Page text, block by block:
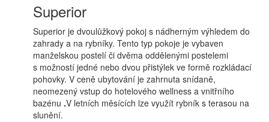
Superior
Superior je dvoulůžkový pokoj s nádherným výhledem do
zahrady a na rybníky. Tento typ pokoje je vybaven
manželskou postelí či dvěma oddělenými postelemi
s možností jedné nebo dvou přistýlek ve formě rozkládací
pohovky. V ceně ubytování je zahrnuta snídaně,
neomezený vstup do hotelového wellness a vnitřního
bazénu .V letních měsících lze využít rybník s terasou na
slunění.